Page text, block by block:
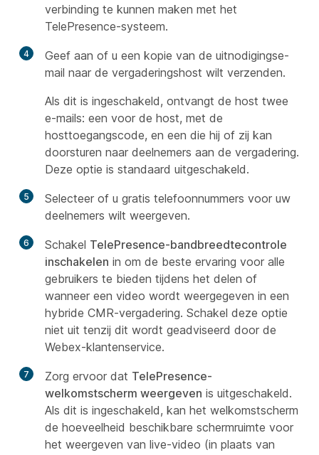
verbinding te kunnen maken met het
TelePresence-systeem.
4
Geef aan of u een kopie van de uitnodigingse-
mail naar de vergaderingshost wilt verzenden.
Als dit is ingeschakeld, ontvangt de host twee
e-mails: een voor de host, met de
hosttoegangscode, en een die hij of zij kan
doorsturen naar deelnemers aan de vergadering.
Deze optie is standaard uitgeschakeld.
5
Selecteer of u gratis telefoonnummers voor uw
deelnemers wilt weergeven.
6 Schakel TelePresence-bandbreedtecontrole
inschakelen in om de beste ervaring voor alle
gebruikers te bieden tijdens het delen of
wanneer een video wordt weergegeven in een
hybride CMR-vergadering. Schakel deze optie
niet uit tenzij dit wordt geadviseerd door de
Webex-klantenservice.
7 Zorg ervoor dat TelePresence-
welkomstscherm weergeven is uitgeschakeld.
Als dit is ingeschakeld, kan het welkomstscherm
de hoeveelheid beschikbare schermruimte voor
het weergeven van live-video (in plaats van